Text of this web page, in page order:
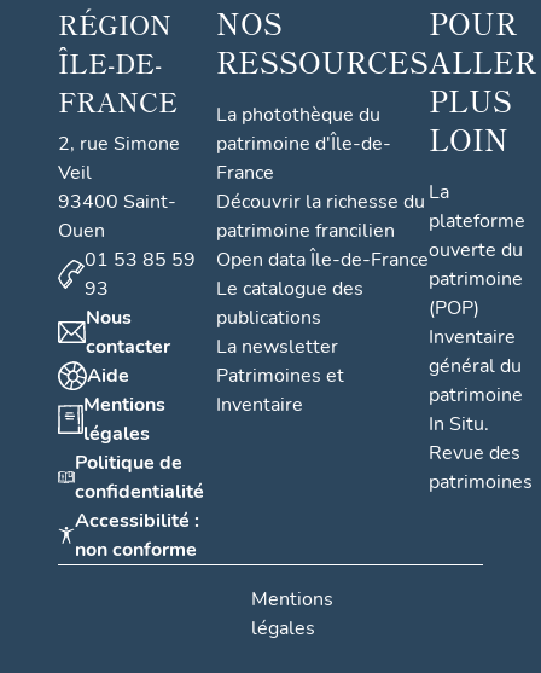
RÉGION
ÎLE-DE-
FRANCE
2, rue Simone
Veil
93400 Saint-
Ouen
01 53 85 59
93
Nous
contacter
Aide
Mentions
légales
Politique de
confidentialité
Accessibilité :
non conforme
NOS
RESSOURCES
La photothèque du
patrimoine d'Île-de-
France
Découvrir la richesse du
patrimoine francilien
Open data Île-de-France
Le catalogue des
publications
La newsletter
Patrimoines et
Inventaire
POUR
ALLER
PLUS
LOIN
La
plateforme
ouverte du
patrimoine
(POP)
Inventaire
général du
patrimoine
In Situ.
Revue des
patrimoines
Mentions
légales